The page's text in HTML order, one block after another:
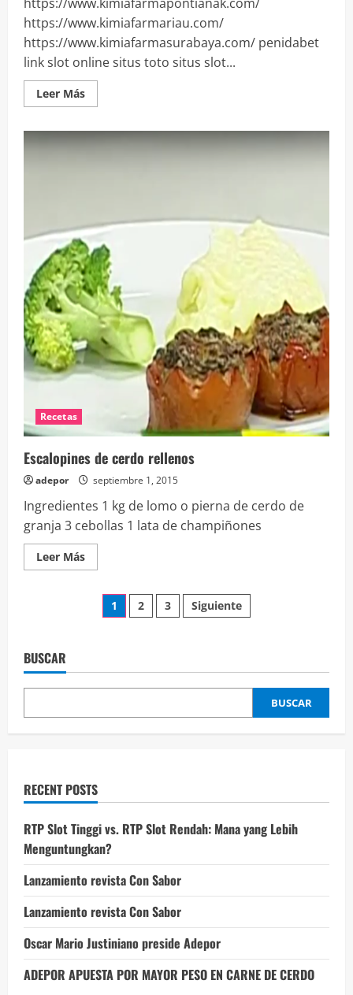
https://www.kimiafarmariau.com/
https://www.kimiafarmasurabaya.com/ penidabet
link slot online situs toto situs slot...
Leer MásLeer
más
Boletín
Nº
Recetas
Escalopines de cerdo rellenos
adepor septiembre 1, 2015
Ingredientes 1 kg de lomo o pierna de cerdo de
granja 3 cebollas 1 lata de champiñones
Leer MásLeer
más
Escalopines
cerdoPaginación
entradas
1 2 3 Siguiente
BUSCAR
BUSCAR
RECENT POSTS
RTP Slot Tinggi vs. RTP Slot Rendah: Mana yang Lebih
Menguntungkan?
Lanzamiento revista Con Sabor
Lanzamiento revista Con Sabor
Oscar Mario Justiniano preside Adepor
ADEPOR APUESTA POR MAYOR PESO EN CARNE DE CERDO